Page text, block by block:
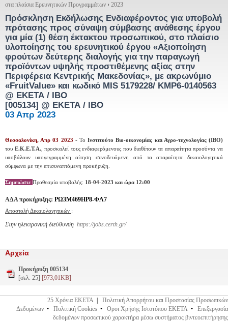
στα πλαίσια Ερευνητικών Προγραμμάτων › 2023
Πρόσκληση Εκδήλωσης Ενδιαφέροντος για υποβολή
πρότασης προς σύναψη σύμβασης ανάθεσης έργου
για μία (1) θέση έκτακτου προσωπικού, στο πλαίσιο
υλοποίησης του ερευνητικού έργου «Αξιοποίηση
φρούτων δεύτερης διαλογής για την παραγωγή
προϊόντων υψηλής προστιθέμενης αξίας στην
Περιφέρεια Κεντρικής Μακεδονίας», με ακρωνύμιο
«FruitValue» και κωδικό MIS 5179228/ ΚΜΡ6-0140563
@ ΕΚΕΤΑ / ΙΒΟ
[005134] @ ΕΚΕΤΑ / ΙΒΟ
03 Απρ 2023
Θεσσαλονίκη, Απρ 03 2023 - ΤοΙνστιτούτο Βιο-οικονομίας και Αγρο-τεχνολογίας (ΙΒΟ)
του Ε.Κ.Ε.Τ.Α., προσκαλεί τους ενδιαφερόμενους που διαθέτουν τα απαραίτητα προσόντα να
υποβάλουν υπογεγραμμένη αίτηση συνοδευόμενη από τα απαραίτητα δικαιολογητικά
σύμφωνα με την επισυναπτόμενη προκήρυξη.
Σημειώστε Προθεσμία υποβολής: 18-04-2023 και ώρα 12:00
ΑΔΑ προκήρυξης: ΡΩ3Μ469ΗΡ8-ΦΛ7
Αποστολή Δικαιολογητικών :
Στην ηλεκτρονική διεύθυνση https://jobs.certh.gr/
Αρχεία
Προκήρυξη 005134
[σελ. 25] [973,01KB]
25 Χρόνια ΕΚΕΤΑ
Πολιτική Απορρήτου και Προστασίας Προσωπικών
Δεδομένων • Πολιτική Cookies • Οροι Χρήσης Ιστοτόπου ΕΚΕΤΑ • Επεξεργασία
δεδομένων προσωπικού χαρακτήρα μέσω συστήματος βιντεοεπιτήρησης